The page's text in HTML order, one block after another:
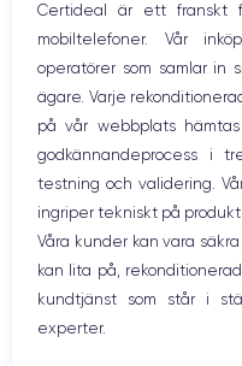
Certideal är ett franskt
mobiltelefoner. Vår
operatörer som samlar in
ägare. Varje
på vår webbplats
godkännandeprocess i
testning och validering.
ingriper tekniskt på
Våra kunder kan vara
kan lita på,
kundtjänst som står i
experter.